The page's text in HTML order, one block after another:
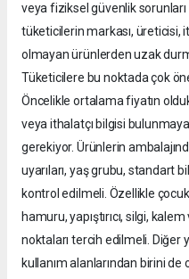
veya fiziksel güvenlik
tüketicilerin markası, üreticisi,
olmayan ürünlerden uzak
Tüketicilere bu noktada çok
Öncelikle ortalama fiyatın
veya ithalatçı bilgisi
gerekiyor. Ürünlerin
uyarıları, yaş grubu, standart
kontrol edilmeli. Özellikle
hamuru, yapıştırıcı, silgi,
noktaları tercih edilmeli. Diğer
kullanım alanlarından birini